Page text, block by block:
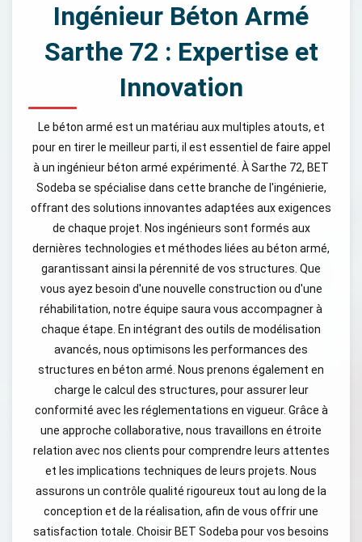
Ingénieur Béton Armé
Sarthe 72 : Expertise et
Innovation
Le béton armé est un matériau aux multiples atouts, et
pour en tirer le meilleur parti, il est essentiel de faire appel
à un ingénieur béton armé expérimenté. À Sarthe 72, BET
Sodeba se spécialise dans cette branche de l'ingénierie,
offrant des solutions innovantes adaptées aux exigences
de chaque projet. Nos ingénieurs sont formés aux
dernières technologies et méthodes liées au béton armé,
garantissant ainsi la pérennité de vos structures. Que
vous ayez besoin d'une nouvelle construction ou d'une
réhabilitation, notre équipe saura vous accompagner à
chaque étape. En intégrant des outils de modélisation
avancés, nous optimisons les performances des
structures en béton armé. Nous prenons également en
charge le calcul des structures, pour assurer leur
conformité avec les réglementations en vigueur. Grâce à
une approche collaborative, nous travaillons en étroite
relation avec nos clients pour comprendre leurs attentes
et les implications techniques de leurs projets. Nous
assurons un contrôle qualité rigoureux tout au long de la
conception et de la réalisation, afin de vous offrir une
satisfaction totale. Choisir BET Sodeba pour vos besoins